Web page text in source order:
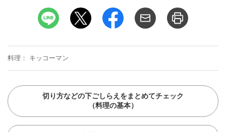
料理 キッコーマン
切り方などの下ごしらえをまとめてチェック
（料理の基本）